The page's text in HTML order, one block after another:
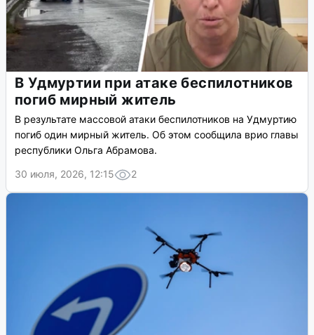
В Удмуртии при атаке беспилотников
погиб мирный житель
В результате массовой атаки беспилотников на Удмуртию
погиб один мирный житель. Об этом сообщила врио главы
республики Ольга Абрамова.
30 июля, 2026, 12:15
2